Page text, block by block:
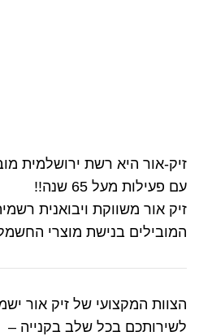
זיק-אור היא רשת ירושלמית
עם פעילות מעל 65 שנה!!
זיק אור משווקת ויבואנית
המובילים בנישת מוצרי החשמל
הצוות המקצועי של זיק אור
לשירותכם בכל שלב בקנייה –